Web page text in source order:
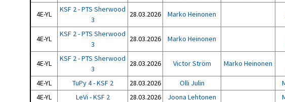
4E-YL
KSF 2 - PTS Sherwood
3
28.03.2026 Marko Heinonen
4E-YL
KSF 2 - PTS Sherwood
3
28.03.2026 Marko Heinonen
4E-YL
KSF 2 - PTS Sherwood
3
28.03.2026 Victor Ström Marko Heinonen
4E-YL TuPy 4 - KSF 2 28.03.2026 Olli Julin
4E-YL
LeVi - KSF 2 28.03.2026 Joona Lehtonen